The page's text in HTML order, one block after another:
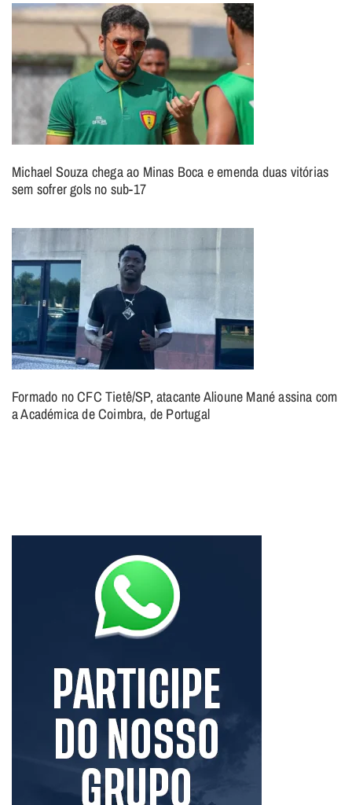
Michael Souza chega ao Minas Boca e emenda duas vitórias
sem sofrer gols no sub-17
Formado no CFC Tietê/SP, atacante Alioune Mané assina com
a Académica de Coimbra, de Portugal